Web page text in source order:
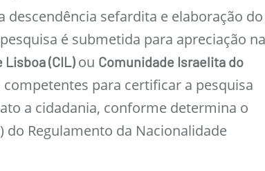
descendência sefardita e elaboração do
é submetida para apreciação
(CIL)ou Comunidade Israelita do
para certificar a pesquisa
a cidadania, conforme determina o
do Regulamento da Nacionalidade